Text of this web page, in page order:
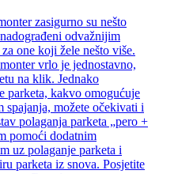
zasigurno su nešto
odvažnijim
one koji žele nešto više.
vrlo je jednostavno,
na klik. Jednako
parketa, kakvo omogućuje
spajanja, možete očekivati i
polaganja parketa „pero +
pomoći dodatnim
uz polaganje parketa i
parketa iz snova. Posjetite